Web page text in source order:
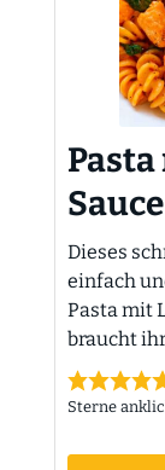
Dieses
einfach
Pasta mit
braucht
Sterne